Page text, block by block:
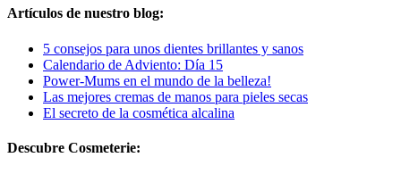
Artículos de nuestro blog:
5 consejos para unos dientes brillantes y sanos
Calendario de Adviento: Día 15
Power-Mums en el mundo de la belleza!
Las mejores cremas de manos para pieles secas
El secreto de la cosmética alcalina
Descubre Cosmeterie: